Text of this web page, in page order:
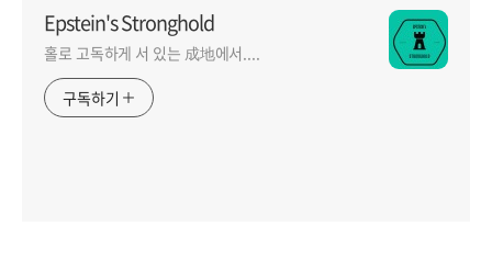
Epstein's Stronghold
홀로 고독하게 서 있는 成地에서....
구독하기